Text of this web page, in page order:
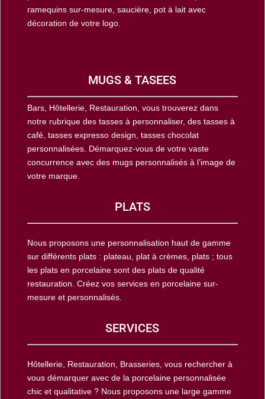
ramequins sur-mesure, saucière, pot à lait avec
décoration de votre logo.
MUGS & TASEES
Bars, Hôtellerie, Restauration, vous trouverez dans
notre rubrique des tasses à personnaliser, des tasses à
café, tasses expresso design, tasses chocolat
personnalisées. Démarquez-vous de votre vaste
concurrence avec des mugs personnalisés à l’image de
votre marque.
PLATS
Nous proposons une personnalisation haut de gamme
sur différents plats : plateau, plat à crèmes, plats ; tous
les plats en porcelaine sont des plats de qualité
restauration. Créez vos services en porcelaine sur-
mesure et personnalisés.
SERVICES
Hôtellerie, Restauration, Brasseries, vous rechercher à
vous démarquer avec de la porcelaine personnalisée
chic et qualitative ? Nous proposons une large gamme